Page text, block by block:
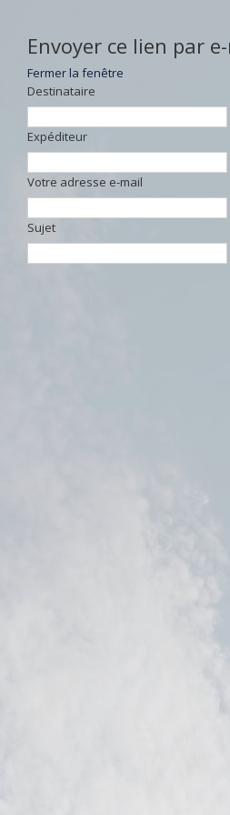
Envoyer ce lien par
Fermer la fenêtre
Destinataire
Expéditeur
Votre adresse e-mail
Sujet